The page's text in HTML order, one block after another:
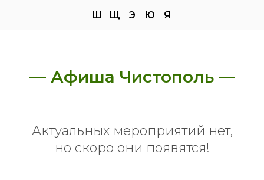
Щ
Ш Э Ю Я
— Афиша Чистополь —
Актуальных мероприятий нет,
но скоро они появятся!